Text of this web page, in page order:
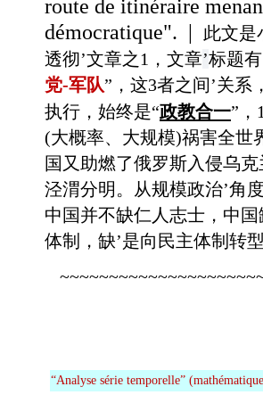
route de itinéraire
démocratique". |
此文是
透彻’文章之1，文章’标题
党-军队”，这3者之间’关
执行，始终是“政教合一”，
(大概率、大规模)祸害全世
国又助燃了俄罗斯入侵乌
泾渭分明。从规模政治’角
中国并不缺仁人志士，中国
体制，缺’是向民主体制转型
“Analyse série temporelle”